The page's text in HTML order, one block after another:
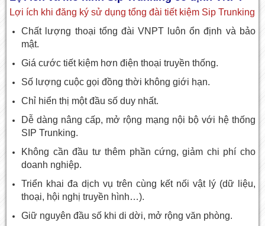
Lợi ích khi đăng ký sử dụng tổng đài tiết kiệm Sip Trunking
Chất lượng thoại tổng đài VNPT luôn ổn định và bảo
mật.
Giá cước tiết kiệm hơn điện thoại truyền thống.
Số lượng cuộc gọi đồng thời không giới hạn.
Chỉ hiển thị một đầu số duy nhất.
Dễ dàng nâng cấp, mở rộng mạng nội bộ với hệ thống
SIP Trunking.
Không cần đầu tư thêm phần cứng, giảm chi phí cho
doanh nghiệp.
Triển khai đa dịch vụ trên cùng kết nối vật lý (dữ liệu,
thoại, hội nghị truyền hình…).
Giữ nguyên đầu số khi di dời, mở rộng văn phòng.